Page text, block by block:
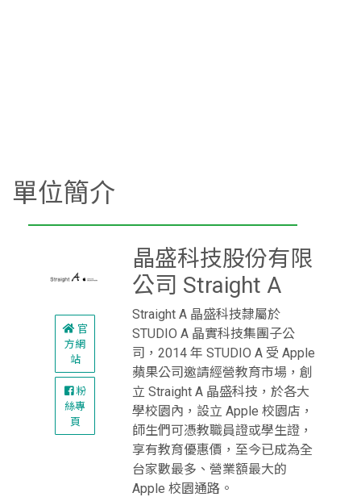
單位簡介
官
方網
站
粉
絲專
頁
晶盛科技股份有限
公司 Straight A
Straight A 晶盛科技隸屬於
STUDIO A 晶實科技集團子公
司，2014 年 STUDIO A 受 Apple
蘋果公司邀請經營教育市場，創
立 Straight A 晶盛科技，於各大
學校園內，設立 Apple 校園店，
師生們可憑教職員證或學生證，
享有教育優惠價，至今已成為全
台家數最多、營業額最大的
Apple 校園通路。